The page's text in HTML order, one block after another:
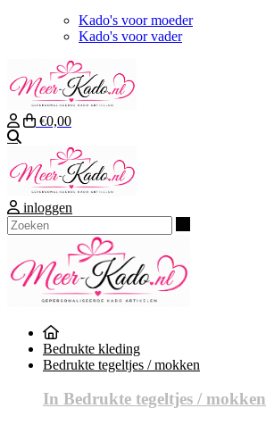
Kado's voor moeder
Kado's voor vader
€0,00
inloggen
Bedrukte kleding
Bedrukte tegeltjes / mokken
In Bedrukte tegeltjes / mokken